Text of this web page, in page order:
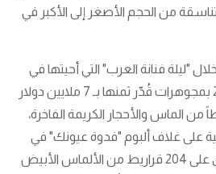
من الحجم الأصغر إلى الأكبر في
"ليلة فنانة العرب" التي أحيتها في
ختام "موسم الرياض" 2020 بمجوهرات قُدّر ثمنها بـ 7 ملايين دولار
بـ 380 قيراطاً من الماس والأحجار الكريمة الفاخرة،
على غلاف ألبوم "فدوة عيونك" في
عام 2021، بعقد فاخر يحتوي على 204 قراريط من الألماس الأبيض